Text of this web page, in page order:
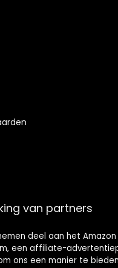
van partners
deel aan het Amazon
een affiliate-
ons een manier te